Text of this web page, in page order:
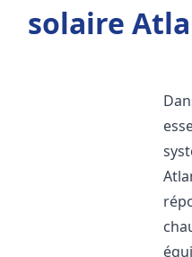
solaire